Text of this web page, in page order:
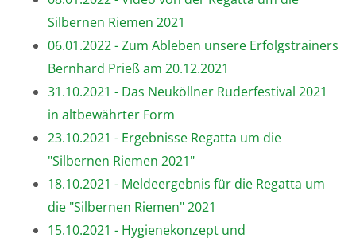
Silbernen Riemen 2021
06.01.2022 - Zum Ableben unsere Erfolgstrainers
Bernhard Prieß am 20.12.2021
31.10.2021 - Das Neuköllner Ruderfestival 2021
in altbewährter Form
23.10.2021 - Ergebnisse Regatta um die
"Silbernen Riemen 2021"
18.10.2021 - Meldeergebnis für die Regatta um
die "Silbernen Riemen" 2021
15.10.2021 - Hygienekonzept und